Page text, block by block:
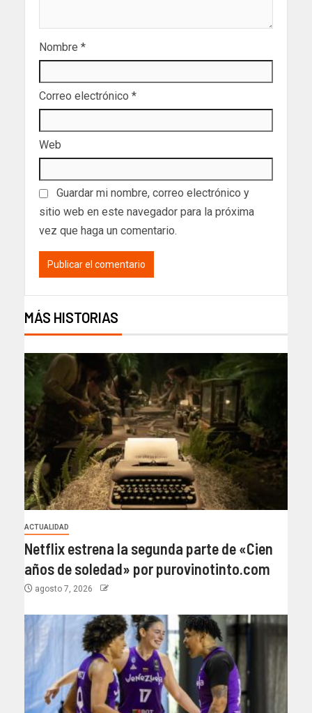
Nombre *
Correo electrónico *
Web
Guardar mi nombre, correo electrónico y
sitio web en este navegador para la próxima
vez que haga un comentario.
MÁS HISTORIAS
ACTUALIDAD
Netflix estrena la segunda parte de «Cien
años de soledad» por purovinotinto.com
agosto 7, 2026